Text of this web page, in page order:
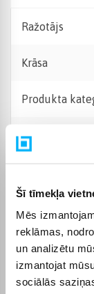
Šī tīmekļa
Mēs
reklāmas,
un analizētu
izmantojat
sociālās
Ražotājs
Krāsa
Produkta
Tips
Elektriskā
Papildu